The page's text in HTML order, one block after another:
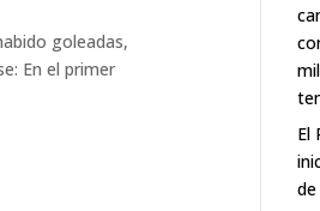
goleadas,
En el primer
El